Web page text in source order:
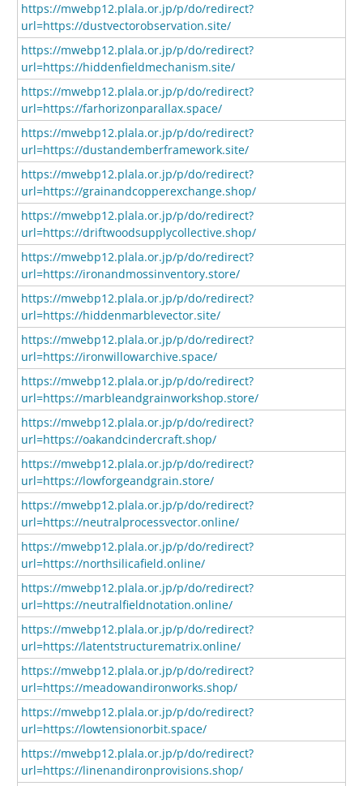
https://mwebp12.plala.or.jp/p/do/redirect?
url=https://dustvectorobservation.site/
https://mwebp12.plala.or.jp/p/do/redirect?
url=https://hiddenfieldmechanism.site/
https://mwebp12.plala.or.jp/p/do/redirect?
url=https://farhorizonparallax.space/
https://mwebp12.plala.or.jp/p/do/redirect?
url=https://dustandemberframework.site/
https://mwebp12.plala.or.jp/p/do/redirect?
url=https://grainandcopperexchange.shop/
https://mwebp12.plala.or.jp/p/do/redirect?
url=https://driftwoodsupplycollective.shop/
https://mwebp12.plala.or.jp/p/do/redirect?
url=https://ironandmossinventory.store/
https://mwebp12.plala.or.jp/p/do/redirect?
url=https://hiddenmarblevector.site/
https://mwebp12.plala.or.jp/p/do/redirect?
url=https://ironwillowarchive.space/
https://mwebp12.plala.or.jp/p/do/redirect?
url=https://marbleandgrainworkshop.store/
https://mwebp12.plala.or.jp/p/do/redirect?
url=https://oakandcindercraft.shop/
https://mwebp12.plala.or.jp/p/do/redirect?
url=https://lowforgeandgrain.store/
https://mwebp12.plala.or.jp/p/do/redirect?
url=https://neutralprocessvector.online/
https://mwebp12.plala.or.jp/p/do/redirect?
url=https://northsilicafield.online/
https://mwebp12.plala.or.jp/p/do/redirect?
url=https://neutralfieldnotation.online/
https://mwebp12.plala.or.jp/p/do/redirect?
url=https://latentstructurematrix.online/
https://mwebp12.plala.or.jp/p/do/redirect?
url=https://meadowandironworks.shop/
https://mwebp12.plala.or.jp/p/do/redirect?
url=https://lowtensionorbit.space/
https://mwebp12.plala.or.jp/p/do/redirect?
url=https://linenandironprovisions.shop/